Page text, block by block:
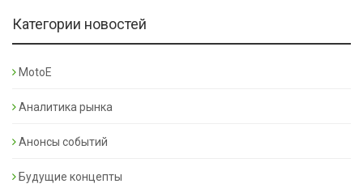
Категории новостей
MotoE
Аналитика рынка
Анонсы событий
Будущие концепты